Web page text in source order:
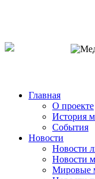
Главная
О проекте
История
События
Новости
Новости
Новости
Мировые